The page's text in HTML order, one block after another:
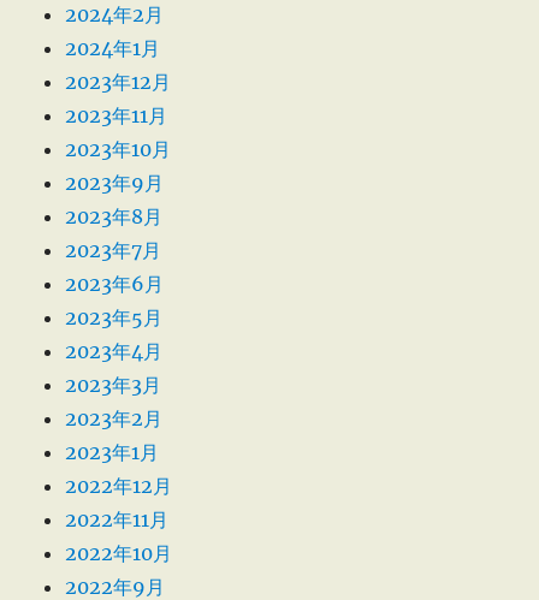
2024年2月
2024年1月
2023年12月
2023年11月
2023年10月
2023年9月
2023年8月
2023年7月
2023年6月
2023年5月
2023年4月
2023年3月
2023年2月
2023年1月
2022年12月
2022年11月
2022年10月
2022年9月